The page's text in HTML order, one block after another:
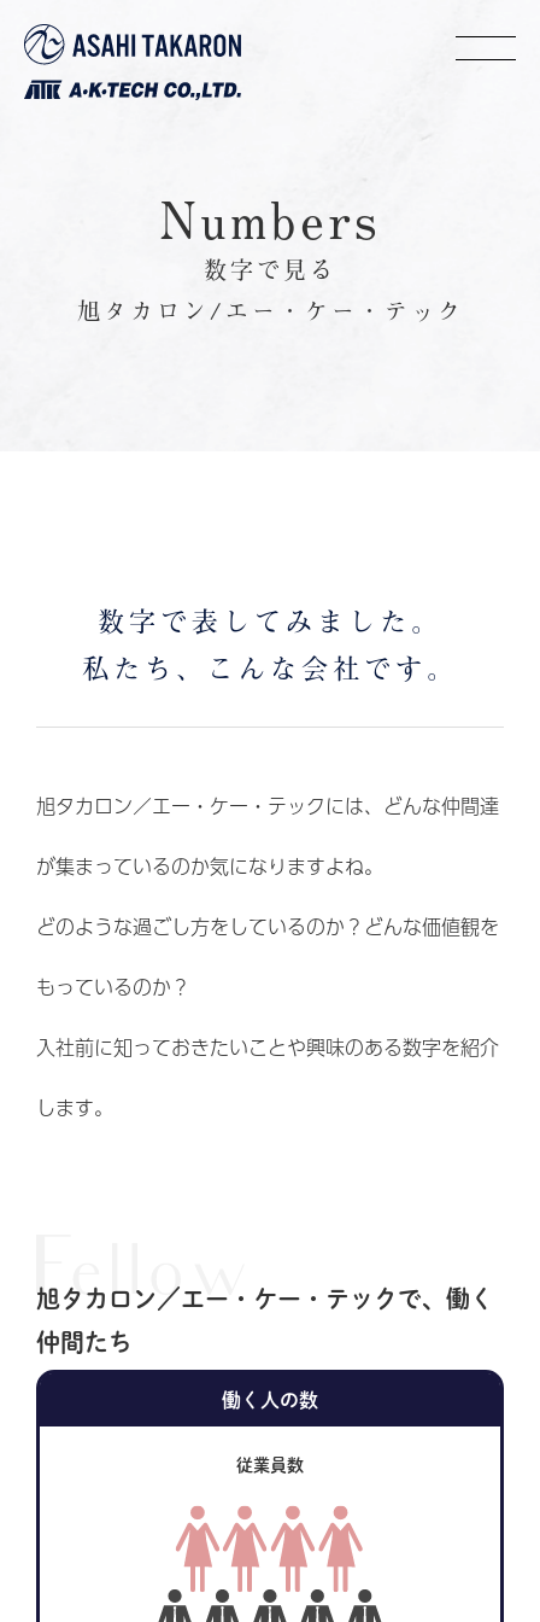
Numbers
数字で見る
旭タカロン/エー・ケー・テック
数字で表してみました。
私たち、こんな会社です。
旭タカロン／エー・ケー・テックには、どんな仲間達
が集まっているのか気になりますよね。
どのような過ごし方をしているのか？どんな価値観を
もっているのか？
入社前に知っておきたいことや興味のある数字を紹介
します。
旭タカロン／エー・ケー・テックで、働く
仲間たち
働く人の数
従業員数